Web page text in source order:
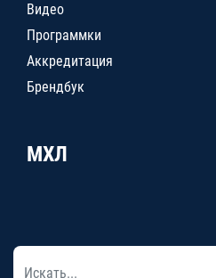
Видео
Программки
Аккредитация
Брендбук
МХЛ